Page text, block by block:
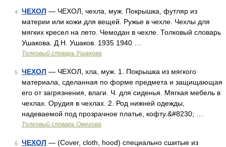
4 ЧЕХОЛ — ЧЕХОЛ, чехла, муж. Покрышка, футляр из
материи или кожи для вещей. Ружье в чехле. Чехлы для
мягких кресел на лето. Чемодан в чехле. Толковый словарь
Ушакова. Д.Н. Ушаков. 1935 1940 …
Толковый словарь Ушакова
5 ЧЕХОЛ — ЧЕХОЛ, хла, муж. 1. Покрышка из мягкого
материала, сделанная по форме предмета и защищающая
его от загрязнения, влаги. Ч. для сиденья. Мягкая мебель в
чехлах. Орудия в чехлах. 2. Род нижней одежды,
надеваемой под прозрачное платье, кофту.&#8230; …
Толковый словарь Ожегова
6 ЧЕХОЛ — (Cover, cloth, hood) специально сшитые из